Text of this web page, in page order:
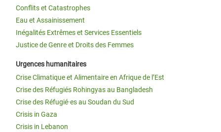
Conflits et Catastrophes
Eau et Assainissement
Inégalités Extrêmes et Services Essentiels
Justice de Genre et Droits des Femmes
Urgences humanitaires
Crise Climatique et Alimentaire en Afrique de l’Est
Crise des Réfugiés Rohingyas au Bangladesh
Crise des Réfugié·es au Soudan du Sud
Crisis in Gaza
Crisis in Lebanon